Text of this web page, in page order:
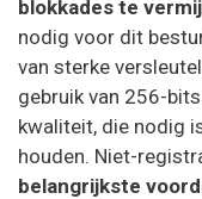
blokkades te
nodig voor dit
van sterke
gebruik van 256-
kwaliteit, die nodig
houden. Niet-
belangrijkste